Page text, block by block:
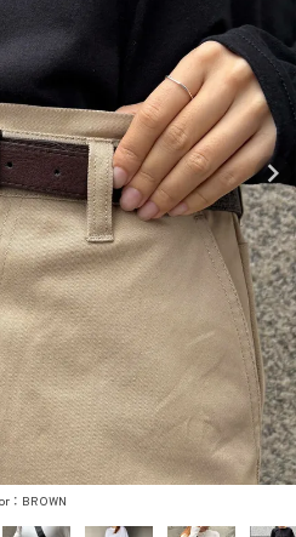
再入荷 SALE
HIT ITEM
BROWN